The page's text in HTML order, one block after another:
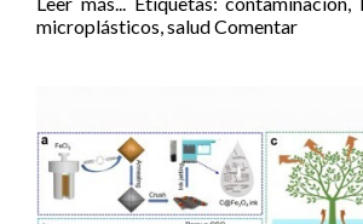
microplásticos,saludComentar